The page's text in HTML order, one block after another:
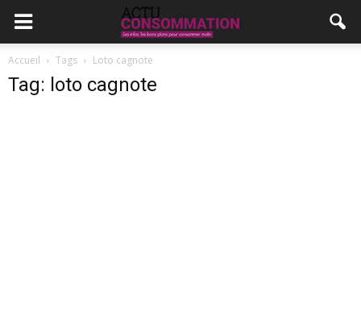
Accueil Tags Loto cagnote
Tag: loto cagnote